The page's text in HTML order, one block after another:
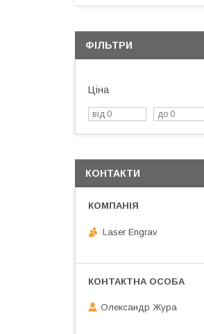
ФІЛЬТРИ
Ціна
КОНТАКТИ
Laser Engrav
Олександр Жура